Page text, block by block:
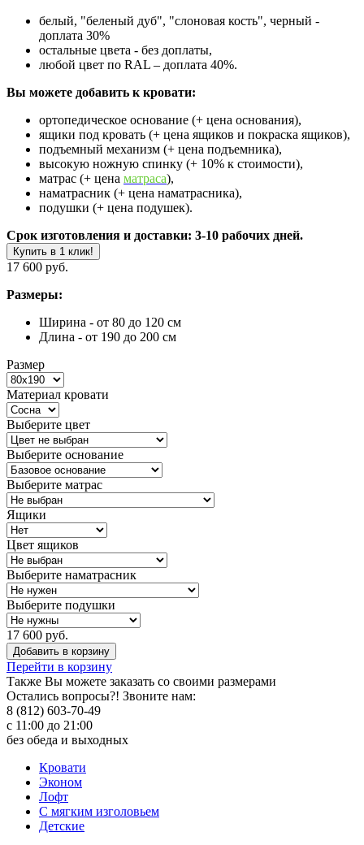
белый, "беленый дуб", "слоновая кость", черный -
доплата 30%
остальные цвета - без доплаты,
любой цвет по RAL – доплата 40%.
Вы можете добавить к кровати:
ортопедическое основание (+ цена основания),
ящики под кровать (+ цена ящиков и покраска ящиков),
подъемный механизм (+ цена подъемника),
высокую ножную спинку (+ 10% к стоимости),
матрас (+ цена матраса),
наматрасник (+ цена наматрасника),
подушки (+ цена подушек).
Срок изготовления и доставки: 3-10 рабочих дней.
Купить в 1 клик!
17 600 руб.
Размеры:
Ширина - от 80 до 120 см
Длина - от 190 до 200 см
Размер
Материал кровати
Выберите цвет
Выберите основание
Выберите матрас
Ящики
Цвет ящиков
Выберите наматрасник
Выберите подушки
17 600 руб.
Добавить в корзину
Перейти в корзину
Также Вы можете заказать со своими размерами
Остались вопросы?! Звоните нам:
8 (812) 603-70-49
с 11:00 до 21:00
без обеда и выходных
Кровати
Эконом
Лофт
С мягким изголовьем
Детские